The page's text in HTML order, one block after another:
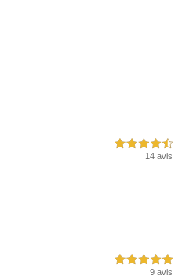
4,5 étoiles sur 5
14 avis
5,0 étoiles sur 5
9 avis